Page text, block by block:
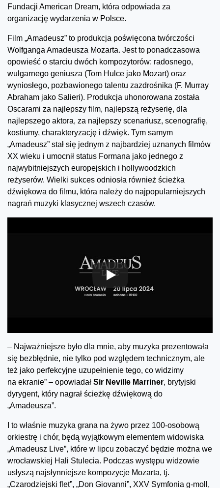
Fundacji American Dream, która odpowiada za
organizację wydarzenia w Polsce.
Film „Amadeusz” to produkcja poświęcona twórczości
Wolfganga Amadeusza Mozarta. Jest to ponadczasowa
opowieść o starciu dwóch kompozytorów: radosnego,
wulgarnego geniusza (Tom Hulce jako Mozart) oraz
wyniosłego, pozbawionego talentu zazdrośnika (F. Murray
Abraham jako Salieri). Produkcja uhonorowana została
Oscarami za najlepszy film, najlepszą reżyserię, dla
najlepszego aktora, za najlepszy scenariusz, scenografię,
kostiumy, charakteryzację i dźwięk. Tym samym
„Amadeusz” stał się jednym z najbardziej uznanych filmów
XX wieku i umocnił status Formana jako jednego z
najwybitniejszych europejskich i hollywoodzkich
reżyserów. Wielki sukces odniosła również ścieżka
dźwiękowa do filmu, która należy do najpopularniejszych
nagrań muzyki klasycznej wszech czasów.
– Najważniejsze było dla mnie, aby muzyka prezentowała
się bezbłędnie, nie tylko pod względem technicznym, ale
też jako perfekcyjne uzupełnienie tego, co widzimy
na ekranie” – opowiadał Sir Neville Marriner, brytyjski
dyrygent, który nagrał ścieżkę dźwiękową do
„Amadeusza”.
I to właśnie muzyka grana na żywo przez 100-osobową
orkiestrę i chór, będą wyjątkowym elementem widowiska
„Amadeusz Live”, które w lipcu zobaczyć będzie można we
wrocławskiej Hali Stulecia. Podczas występu widzowie
usłyszą najsłynniejsze kompozycje Mozarta, tj.
„Czarodziejski flet”, „Don Giovanni”, XXV Symfonia g-moll,